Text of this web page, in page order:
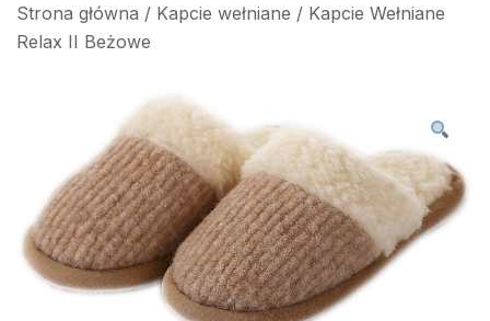
Strona główna / Kapcie wełniane / Kapcie Wełniane
Relax II Beżowe